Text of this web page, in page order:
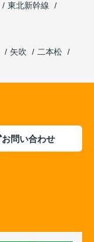
東北新幹線
矢吹
二本松
お問い合わせ